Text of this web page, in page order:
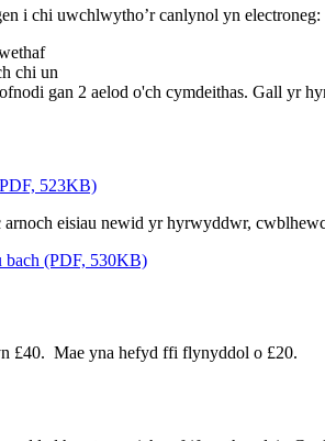
i chi uwchlwytho’r canlynol yn electroneg:
chi un
gan 2 aelod o'ch cymdeithas. Gall yr
523KB)
eisiau newid yr hyrwyddwr,
bach (PDF, 530KB)
£40. Mae yna hefyd ffi flynyddol o £20.